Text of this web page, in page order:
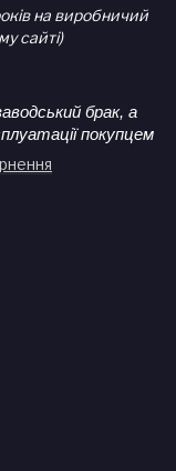
на виробничий
сайті)
брак, а
покупцем